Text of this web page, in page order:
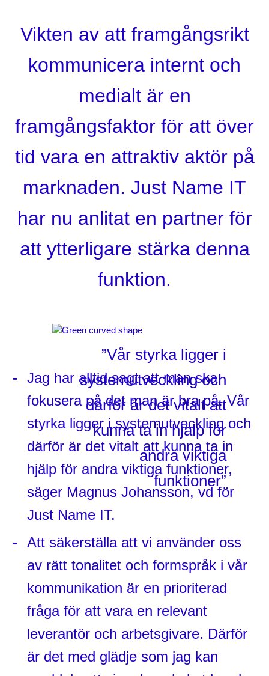
Vikten av att framgångsrikt
kommunicera internt och
medialt är en
framgångsfaktor för att över
tid vara en attraktiv aktör på
marknaden. Just Name IT
har nu anlitat en partner för
att ytterligare stärka denna
funktion.
”Vår styrka ligger i
systemutveckling och
därför är det vitalt att
kunna ta in hjälp för
andra viktiga
funktioner”
Jag har alltid sagt att man ska
fokusera på det man är bra på. Vår
styrka ligger i systemutveckling och
därför är det vitalt att kunna ta in
hjälp för andra viktiga funktioner,
säger Magnus Johansson, vd för
Just Name IT.
Att säkerställa att vi använder oss
av rätt tonalitet och formspråk i vår
kommunikation är en prioriterad
fråga för att vara en relevant
leverantör och arbetsgivare. Därför
är det med glädje som jag kan